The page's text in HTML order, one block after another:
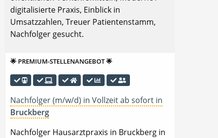
digitalisierte Praxis, Einblick in
Umsatzzahlen, Treuer Patientenstamm,
Nachfolger gesucht.
🌟 PREMIUM-STELLENANGEBOT 🌟
Nachfolger (m/w/d) in Vollzeit ab sofort in
Bruckberg
Nachfolger Hausarztpraxis in Bruckberg in